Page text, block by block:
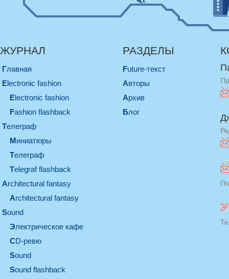
ЖУРНАЛ
Главная
electronic fashion
electronic fashion
Fashion flashback
телеграф
миниатюры
телеграф
Telegraf flashback
architectural fantasy
architectural fantasy
sound
электрическое кафе
CD-ревю
sound
Sound flashback
РАЗДЕЛЫ
Future-текст
Авторы
Архив
Блог